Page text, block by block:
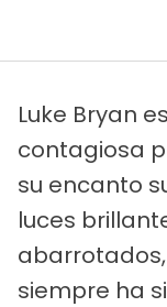
Luke Bryan
contagiosa
su encanto
luces
siempre ha